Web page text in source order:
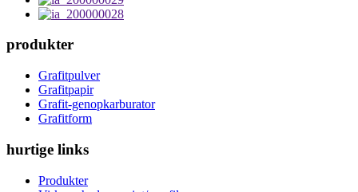
produkter
Grafitpulver
Grafitpapir
Grafit-genopkarburator
Grafitform
hurtige links
Produkter